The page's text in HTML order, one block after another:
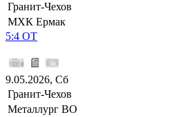
Гранит-Чехов
МХК Ермак
5:4 ОТ
9.05.2026, Сб
Гранит-Чехов
Металлург ВО